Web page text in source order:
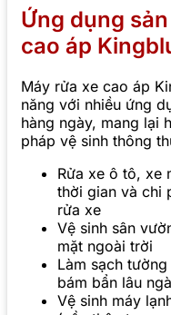
Ứng dụng
cao áp
Máy rửa xe cao áp
năng với nhiều ứng
hàng ngày, mang lại
pháp vệ sinh thông
Rửa xe ô tô, xe
thời gian và chi
rửa xe
Vệ sinh sân
mặt ngoài trời
Làm sạch
bám bẩn lâu
Vệ sinh máy